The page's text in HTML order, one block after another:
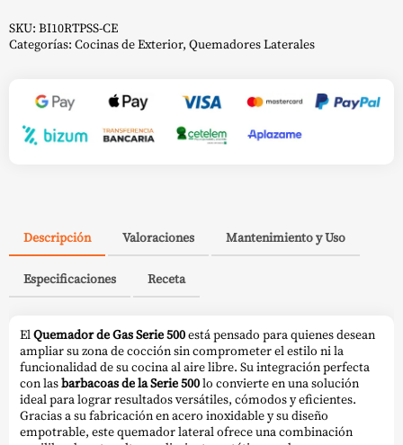
SKU: BI10RTPSS-CE
Categorías: Cocinas de Exterior, Quemadores Laterales
Descripción Valoraciones Mantenimiento y Uso
Especificaciones Receta
ElQuemador de Gas Serie 500está pensado para quienes desean
ampliar su zona de cocción sin comprometer el estilo ni la
funcionalidad de su cocina al aire libre. Su integración perfecta
con lasbarbacoas de la Serie 500lo convierte en una solución
ideal para lograr resultados versátiles, cómodos y eficientes.
Gracias a su fabricación en acero inoxidable y su diseño
empotrable, este quemador lateral ofrece una combinación